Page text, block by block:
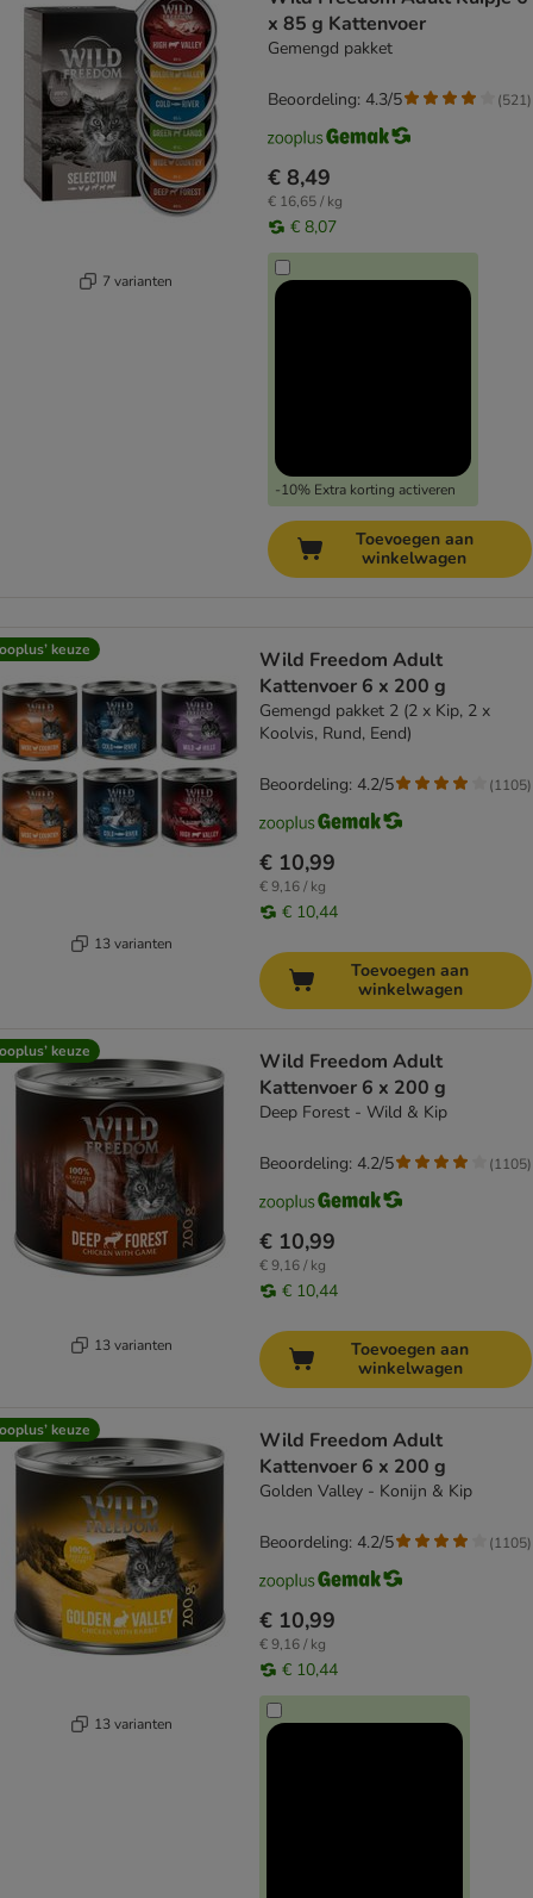
7 varianten
x 85 g Kattenvoer
Gemengd pakket
€ 8,49
€ 16,65 / kg
€ 8,07
-10% Extra korting activeren
Beoordeling: 4.3/5 (521)
Toevoegen aan
winkelwagen
keuze
13 varianten
Wild Freedom Adult
Kattenvoer 6 x 200 g
Gemengd pakket 2 (2 x Kip, 2 x
Koolvis, Rund, Eend)
€ 10,99
€ 9,16 / kg
€ 10,44
Beoordeling: 4.2/5 (1105)
Toevoegen aan
winkelwagen
keuze
13 varianten
Wild Freedom Adult
Kattenvoer 6 x 200 g
Deep Forest - Wild & Kip
€ 10,99
€ 9,16 / kg
€ 10,44
Beoordeling: 4.2/5 (1105)
Toevoegen aan
winkelwagen
keuze
13 varianten
Wild Freedom Adult
Kattenvoer 6 x 200 g
Golden Valley - Konijn & Kip
€ 10,99
€ 9,16 / kg
€ 10,44
Beoordeling: 4.2/5 (1105)